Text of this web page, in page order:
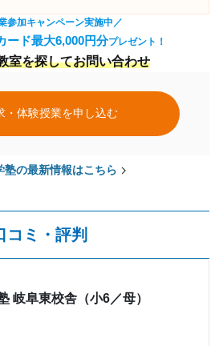
参加キャンペーン実施中／
ード最大6,000円分プレゼント！
室を探してお問い合わせ
・体験授業を申し込む
塾の最新情報はこちら
コミ ・評判
岐阜東校舎（小6／母）